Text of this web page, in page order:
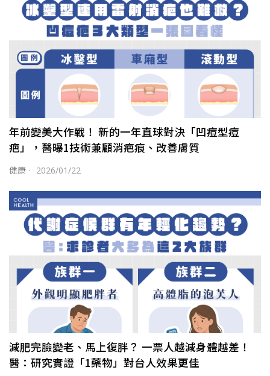
年前變美大作戰！ 新的一年直球對決「凹痘型痘
疤」，醫曝1技術兼顧消疤痕、改善膚質
健康 · 2026/01/22
減肥完臉變老、馬上復胖？ 一票人越減身體越差！
醫：研究實證「1藥物」對台人效果更佳